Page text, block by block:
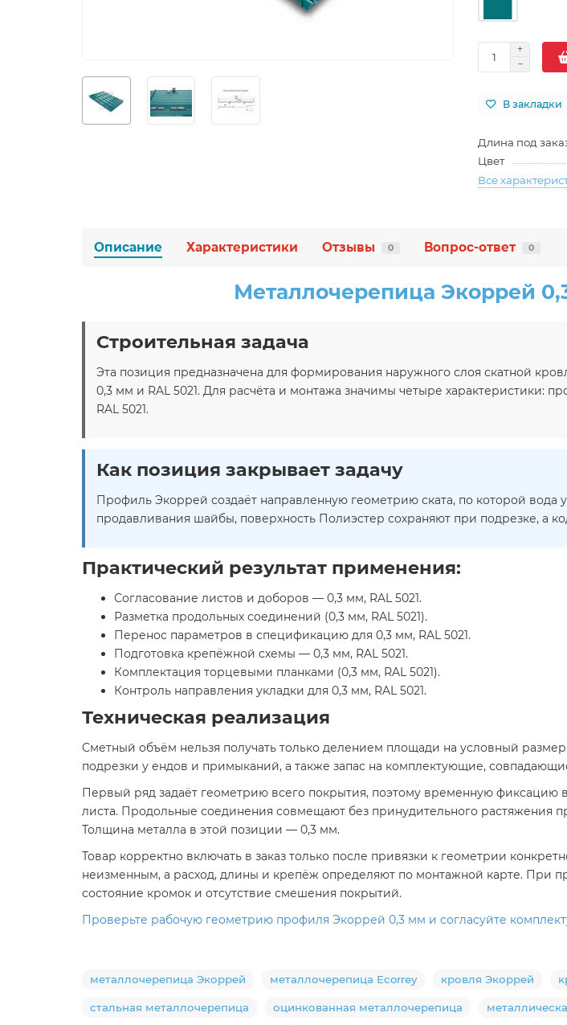
В закладки
Длина под
Цвет
Все
Описание Характеристики Отзывы 0 Вопрос-ответ 0
Металлочерепица Экоррей
Строительная задача
Эта позиция предназначена для формирования наружного слоя скатной
0,3 мм и RAL 5021. Для расчёта и монтажа значимы четыре характеристики:
RAL 5021.
Как позиция закрывает задачу
Профиль Экоррей создаёт направленную геометрию ската, по которой вода
продавливания шайбы, поверхность Полиэстер сохраняют при подрезке, а
Практический результат применения:
Согласование листов и доборов — 0,3 мм, RAL 5021.
Разметка продольных соединений (0,3 мм, RAL 5021).
Перенос параметров в спецификацию для 0,3 мм, RAL 5021.
Подготовка крепёжной схемы — 0,3 мм, RAL 5021.
Комплектация торцевыми планками (0,3 мм, RAL 5021).
Контроль направления укладки для 0,3 мм, RAL 5021.
Техническая реализация
Сметный объём нельзя получать только делением площади на условный
подрезки у ендов и примыканий, а также запас на комплектующие,
Первый ряд задаёт геометрию всего покрытия, поэтому временную фиксацию
листа. Продольные соединения совмещают без принудительного растяжения
Толщина металла в этой позиции — 0,3 мм.
Товар корректно включать в заказ только после привязки к геометрии
неизменным, а расход, длины и крепёж определяют по монтажной карте. При
состояние кромок и отсутствие смешения покрытий.
Проверьте рабочую геометрию профиля Экоррей 0,3 мм и согласуйте
металлочерепица Экоррей металлочерепица Ecorrey кровля Экоррей
стальная металлочерепица оцинкованная металлочерепица